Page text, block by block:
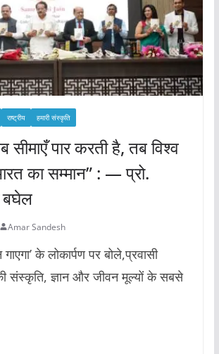
राष्ट्रीय हमारी संस्कृति
पार करती है, तब विश्व
का सम्मान” : — प्रो.
बघेल
Amar Sandesh
के लोकार्पण पर बोले,प्रवासी
संस्कृति, ज्ञान और जीवन मूल्यों के सबसे